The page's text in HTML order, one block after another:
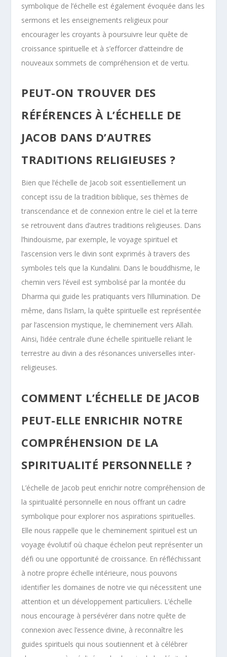
symbolique de l’échelle est également évoquée dans les
sermons et les enseignements religieux pour
encourager les croyants à poursuivre leur quête de
croissance spirituelle et à s’efforcer d’atteindre de
nouveaux sommets de compréhension et de vertu.
PEUT-ON TROUVER DES
RÉFÉRENCES À L’ÉCHELLE DE
JACOB DANS D’AUTRES
TRADITIONS RELIGIEUSES ?
Bien que l’échelle de Jacob soit essentiellement un
concept issu de la tradition biblique, ses thèmes de
transcendance et de connexion entre le ciel et la terre
se retrouvent dans d’autres traditions religieuses. Dans
l’hindouisme, par exemple, le voyage spirituel et
l’ascension vers le divin sont exprimés à travers des
symboles tels que la Kundalini. Dans le bouddhisme, le
chemin vers l’éveil est symbolisé par la montée du
Dharma qui guide les pratiquants vers l’illumination. De
même, dans l’islam, la quête spirituelle est représentée
par l’ascension mystique, le cheminement vers Allah.
Ainsi, l’idée centrale d’une échelle spirituelle reliant le
terrestre au divin a des résonances universelles inter-
religieuses.
COMMENT L’ÉCHELLE DE JACOB
PEUT-ELLE ENRICHIR NOTRE
COMPRÉHENSION DE LA
SPIRITUALITÉ PERSONNELLE ?
L’échelle de Jacob peut enrichir notre compréhension de
la spiritualité personnelle en nous offrant un cadre
symbolique pour explorer nos aspirations spirituelles.
Elle nous rappelle que le cheminement spirituel est un
voyage évolutif où chaque échelon peut représenter un
défi ou une opportunité de croissance. En réfléchissant
à notre propre échelle intérieure, nous pouvons
identifier les domaines de notre vie qui nécessitent une
attention et un développement particuliers. L’échelle
nous encourage à persévérer dans notre quête de
connexion avec l’essence divine, à reconnaître les
guides spirituels qui nous soutiennent et à célébrer